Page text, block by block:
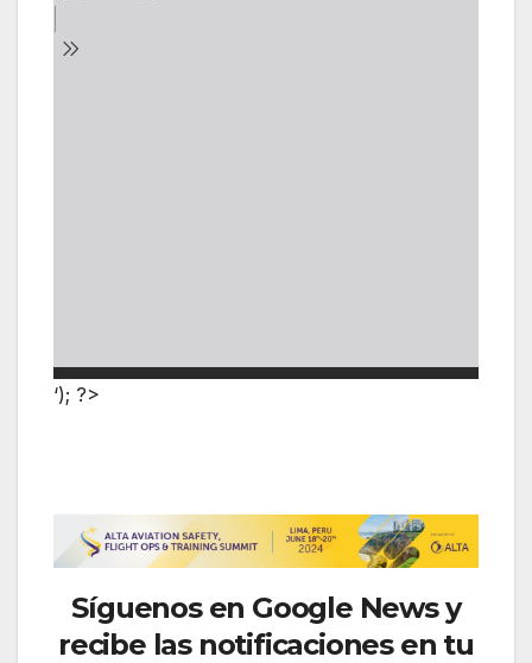
‘); ?>
Síguenos en Google News y
recibe las notificaciones en tu